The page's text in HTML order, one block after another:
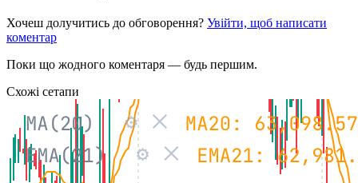
Хочеш долучитись до обговорення? Увійти, щоб написати
коментар
Поки що жодного коментаря — будь першим.
Схожі сетапи